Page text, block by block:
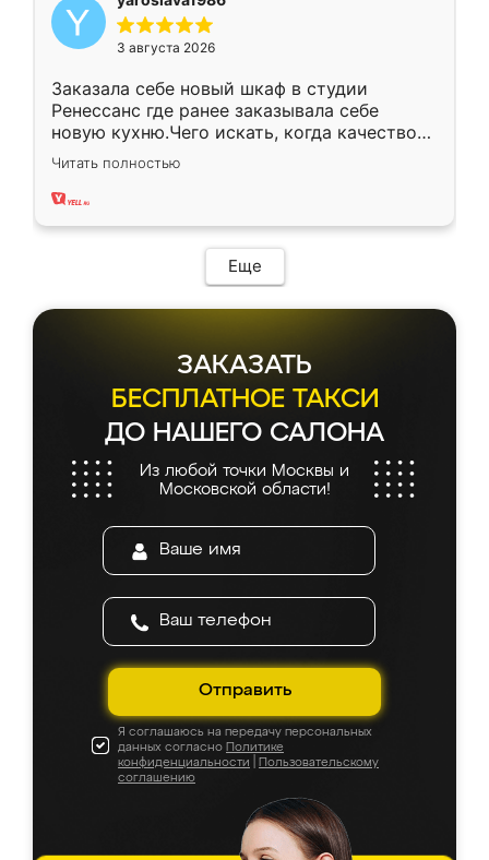
3 августа 2026
Заказала себе новый шкаф в студии
Ренессанс где ранее заказывала себе
новую кухню.Чего искать, когда качеством
вполне довольна. Служит кухня уже почти
два года, нареканий нет.
Читать полностью
Еще
ЗАКАЗАТЬ
БЕСПЛАТНОЕ ТАКСИ
ДО НАШЕГО САЛОНА
Из любой точки Москвы и
Московской области!
Отправить
Я соглашаюсь на передачу персональных
данных согласно Политике
конфиденциальности
Пользовательскому
соглашению